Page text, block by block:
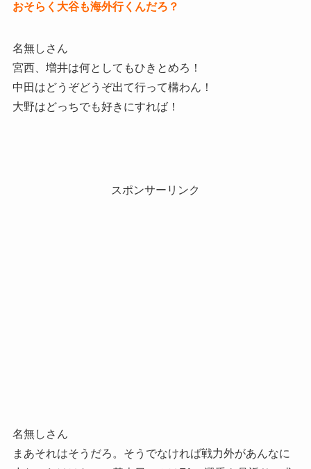
おそらく大谷も海外行くんだろ？
名無しさん
宮西、増井は何としてもひきとめろ！
中田はどうぞどうぞ出て行って構わん！
大野はどっちでも好きにすれば！
スポンサーリンク
名無しさん
まあそれはそうだろ。そうでなければ戦力外があんなに